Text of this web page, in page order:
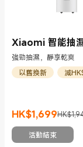
Xiaomi 智能抽
強勁抽濕，靜享乾爽
以舊換新
減
HK$1,699
現價 HK$1699
市場價格 HK$1,949
活動結束